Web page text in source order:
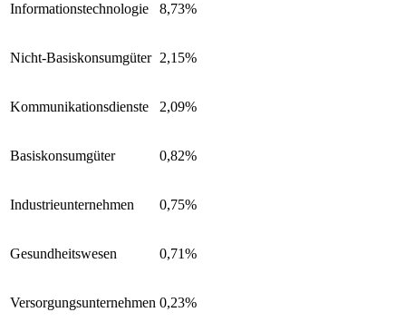
Informationstechnologie 8,73%
Nicht-Basiskonsumgüter 2,15%
Kommunikationsdienste 2,09%
Basiskonsumgüter 0,82%
Industrieunternehmen 0,75%
Gesundheitswesen 0,71%
Versorgungsunternehmen 0,23%